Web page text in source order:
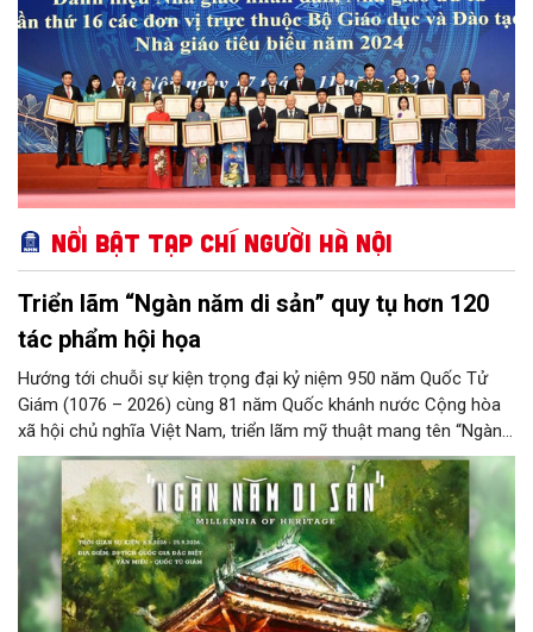
Nổi bật Tạp chí Người Hà Nội
Triển lãm “Ngàn năm di sản” quy tụ hơn 120
tác phẩm hội họa
Hướng tới chuỗi sự kiện trọng đại kỷ niệm 950 năm Quốc Tử
Giám (1076 – 2026) cùng 81 năm Quốc khánh nước Cộng hòa
xã hội chủ nghĩa Việt Nam, triển lãm mỹ thuật mang tên “Ngàn
năm di sản” sẽ chính thức khai mạc vào ngày 8/8 tại Nhà Thái
Học, Di tích Quốc gia đặc biệt Văn Miếu – Quốc Tử Giám. Sự
kiện kéo dài đến ngày 25/9/2026 hứa hẹn trở thành điểm đến
văn hóa đầy sức hút, góp phần làm phong phú đời sống nghệ
thuật của Thủ đô trong mùa thu này.